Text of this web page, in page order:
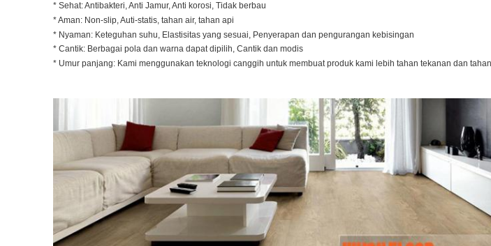
* Sehat: Antibakteri, Anti Jamur, Anti korosi, Tidak berbau
* Aman: Non-slip, Auti-statis, tahan air, tahan api
* Nyaman: Keteguhan suhu, Elastisitas yang sesuai, Penyerapan dan pengurangan kebisingan
* Cantik: Berbagai pola dan warna dapat dipilih, Cantik dan modis
* Umur panjang: Kami menggunakan teknologi canggih untuk membuat produk kami lebih tahan tekanan dan